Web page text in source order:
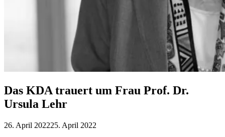
Das KDA trauert um Frau Prof. Dr.
Ursula Lehr
26. April 202225. April 2022